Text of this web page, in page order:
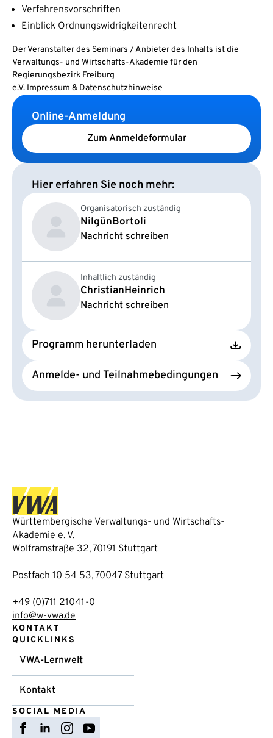
Verfahrensvorschriften
Einblick Ordnungswidrigkeitenrecht
Der Veranstalter des Seminars / Anbieter des Inhalts ist die
Verwaltungs- und Wirtschafts-Akademie für den
Regierungsbezirk Freiburg
e.V. Impressum & Datenschutzhinweise
Online-Anmeldung
Zum Anmeldeformular
Hier erfahren Sie noch mehr:
Organisatorisch zuständig
NilgünBortoli
Nachricht schreiben
Inhaltlich zuständig
ChristianHeinrich
Nachricht schreiben
Programm herunterladen
Anmelde- und Teilnahmebedingungen
Württembergische Verwaltungs- und Wirtschafts-
Akademie e. V.
Wolframstraße 32, 70191 Stuttgart
Postfach 10 54 53, 70047 Stuttgart
+49 (0)711 21041-0
info@w-vwa.de
KONTAKT
QUICKLINKS
VWA-Lernwelt
Kontakt
SOCIAL MEDIA